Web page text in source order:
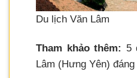
Du lịch Văn Lâm
Tham khảo thêm: 5
Lâm (Hưng Yên)